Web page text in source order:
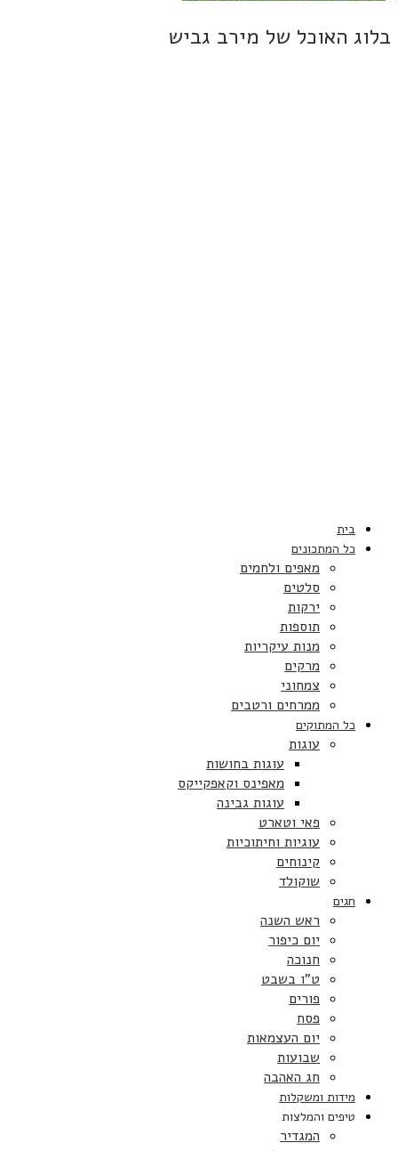
בלוג האוכל של מירב גביש
בית
כל המתכונים
מאפים ולחמים
סלטים
ירקות
תוספות
מנות עיקריות
מרקים
צמחוני
ממרחים ורטבים
כל המתוקים
עוגות
עוגות בחושות
מאפינס וקאפקייקס
עוגות גבינה
פאי וטארט
עוגיות וחיתוכיות
קינוחים
שוקולד
חגים
ראש השנה
יום כיפור
חנוכה
ט”ו בשבט
פורים
פסח
יום העצמאות
שבועות
חג האהבה
מידות ומשקלות
טיפים והמלצות
המגדיר